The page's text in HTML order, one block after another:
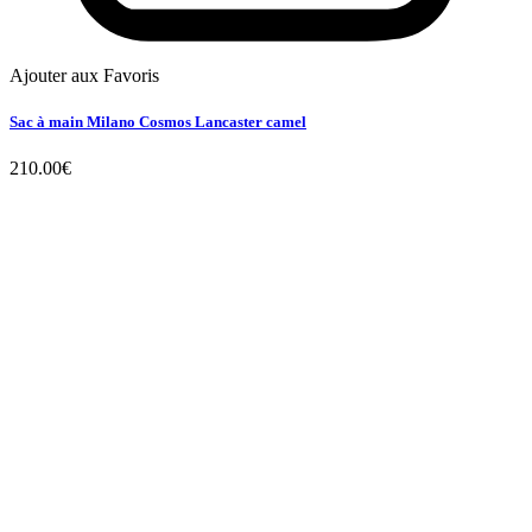
Ajouter aux Favoris
Sac à main Milano Cosmos Lancaster camel
210.00€